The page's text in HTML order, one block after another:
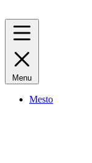
Menu
Mesto